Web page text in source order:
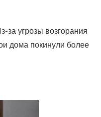
за угрозы возгорания
дома покинули более